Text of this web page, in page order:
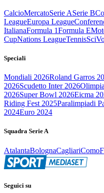
CalcioMercatoSerie ASerie B
LeagueEuropa League
ItalianaFormula 1Formula E
CupNations LeagueTennisSci
Speciali
Mondiali 2026Roland Garros
2026Scudetto Inter 2026
2026Super Bowl 2026Eicma
Riding Fest 2025Paralimpiadi
2024Euro 2024
Squadra Serie A
AtalantaBolognaCagliariComo
Seguici su